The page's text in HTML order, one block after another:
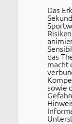
Das
das
macht
sowie